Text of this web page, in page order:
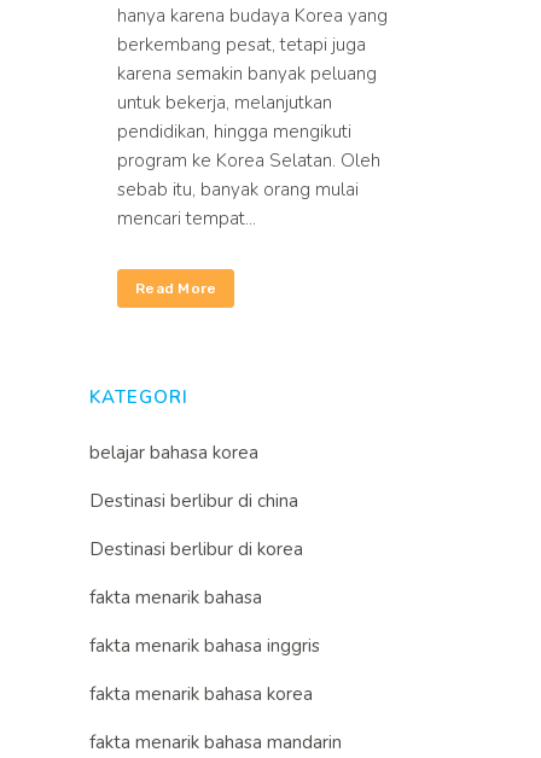
hanya karena budaya Korea yang
berkembang pesat, tetapi juga
karena semakin banyak peluang
untuk bekerja, melanjutkan
pendidikan, hingga mengikuti
program ke Korea Selatan. Oleh
sebab itu, banyak orang mulai
mencari tempat...
Read More
KATEGORI
belajar bahasa korea
Destinasi berlibur di china
Destinasi berlibur di korea
fakta menarik bahasa
fakta menarik bahasa inggris
fakta menarik bahasa korea
fakta menarik bahasa mandarin